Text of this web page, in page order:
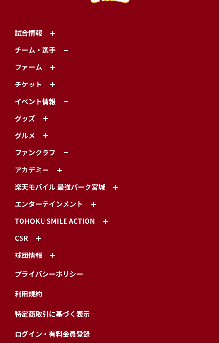
試合情報
チーム・選手
ファーム
チケット
イベント情報
グッズ
グルメ
ファンクラブ
アカデミー
楽天モバイル 最強パーク宮城
エンターテインメント
TOHOKU SMILE ACTION
CSR
球団情報
プライバシーポリシー
利用規約
特定商取引に基づく表示
ログイン・有料会員登録